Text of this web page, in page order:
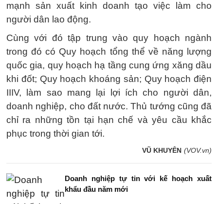
mạnh sản xuất kinh doanh tạo việc làm cho
người dân lao động.
Cùng với đó tập trung vào quy hoạch ngành
trong đó có Quy hoạch tổng thể về năng lượng
quốc gia, quy hoạch hạ tầng cung ứng xăng dầu
khi đốt; Quy hoạch khoáng sản; Quy hoạch điện
IIIV, làm sao mang lại lợi ích cho người dân,
doanh nghiệp, cho đất nước. Thủ tướng cũng đã
chỉ ra những tồn tại hạn chế và yêu cầu khắc
phục trong thời gian tới.
VŨ KHUYÊN (VOV.vn)
Doanh nghiệp tự tin với kế hoạch xuất
khẩu đầu năm mới